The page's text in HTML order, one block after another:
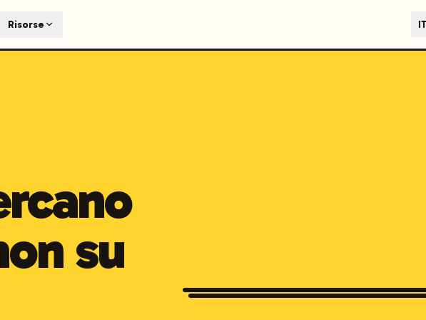
engines like ChatGPT, Claude, and Perplexity. Automated content
hours.
Risorse IT
su
Manufacturing